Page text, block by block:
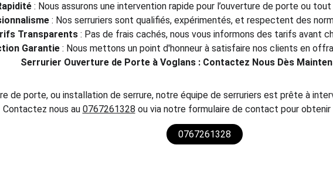
: Nous assurons une intervention rapide pour l’ouverture de porte ou
: Nos serruriers sont qualifiés, expérimentés, et respectent des
Transparents : Pas de frais cachés, nous vous informons des tarifs avant
Garantie : Nous mettons un point d'honneur à satisfaire nos clients en
Serrurier Ouverture de Porte à Voglans : Contactez Nous Dès
de porte, ou installation de serrure, notre équipe de serruriers est prête à
nous au 0767261328 ou via notre formulaire de contact pour
0767261328